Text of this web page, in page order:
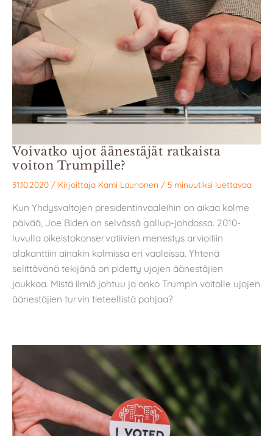
Voivatko ujot äänestäjät ratkaista
voiton Trumpille?
31.10.2020 / Kirjoittaja Kami Launonen / 5 minuutiksi luettavaa
Kun Yhdysvaltojen presidentinvaaleihin on aikaa kolme
päivää, Joe Biden on selvässä gallup-johdossa. 2010-
luvulla oikeistokonservatiivien menestys arvioitiin
alakanttiin ainakin kolmissa eri vaaleissa. Yhtenä
selittävänä tekijänä on pidetty ujojen äänestäjien
joukkoa. Mistä ilmiö johtuu ja onko Trumpin voitolle ujojen
äänestäjien turvin tieteellistä pohjaa?